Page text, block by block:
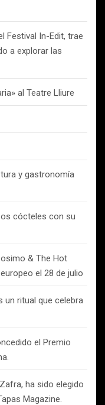
Festival In-Edit, trae
a explorar las
al Teatre Lliure
y gastronomía
cócteles con su
& The Hot
el 28 de julio
un ritual que celebra
el Premio
ha sido elegido
Magazine.